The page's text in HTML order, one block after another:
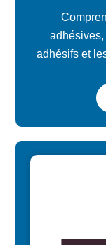
adhésifs et